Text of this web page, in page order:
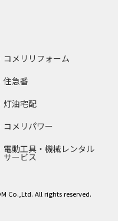
コメリリフォーム
住急番
灯油宅配
コメリパワー
電動工具・機械レンタル
サービス
Co.,Ltd. All rights reserved.